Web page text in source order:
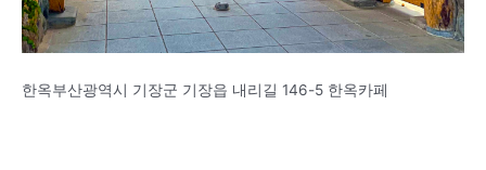
한옥부산광역시 기장군 기장읍 내리길 146-5 한옥카페